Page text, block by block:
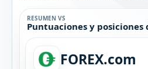
HYCM. Descubra cuál es el
RESUMEN VS
Puntuaciones y posiciones
FOREX.com